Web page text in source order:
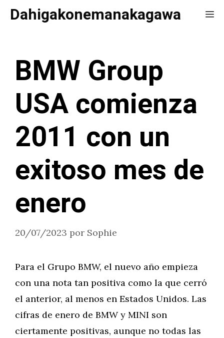
SaltarDahigakonemanakagawa
BMW Group
USA comienza
2011 con un
exitoso mes de
enero
20/07/2023 por Sophie
Para el Grupo BMW, el nuevo año empieza
con una nota tan positiva como la que cerró
el anterior, al menos en Estados Unidos. Las
cifras de enero de BMW y MINI son
ciertamente positivas, aunque no todas las